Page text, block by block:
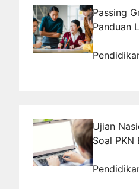
Passing
Panduan
Siswa
Ujian
Soal PKN
Kamu